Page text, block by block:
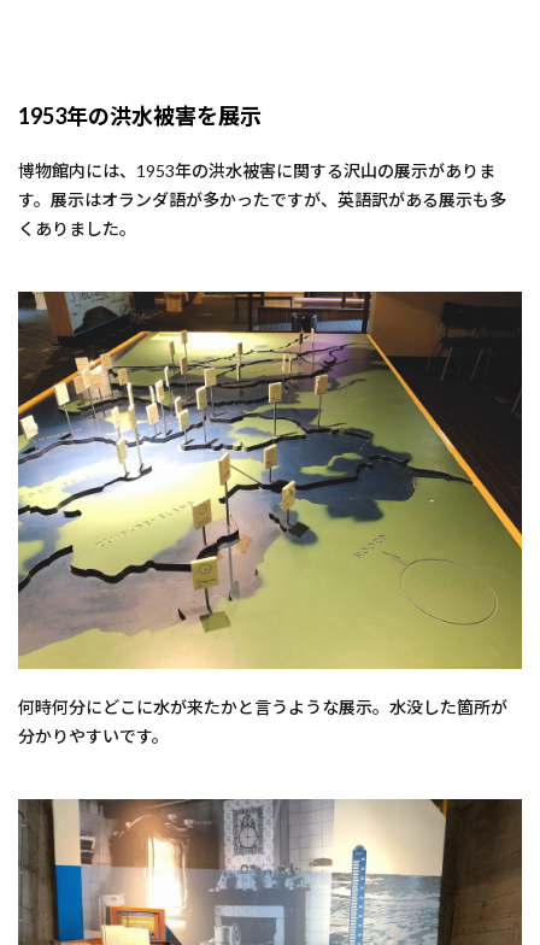
1953年の洪水被害を展示
博物館内には、1953年の洪水被害に関する沢山の展示がありま
す。展示はオランダ語が多かったですが、英語訳がある展示も多
くありました。
何時何分にどこに水が来たかと言うような展示。水没した箇所が
分かりやすいです。